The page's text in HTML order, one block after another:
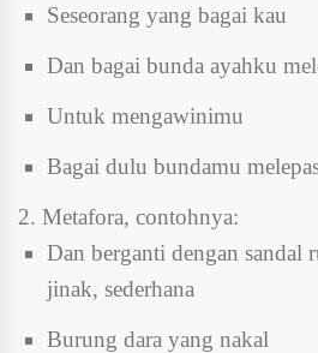
Seseorang yang bagai kau
Dan bagai bunda ayahku
Untuk mengawinimu
Bagai dulu bundamu
2. Metafora, contohnya:
Dan berganti dengan sandal
jinak, sederhana
Burung dara yang nakal